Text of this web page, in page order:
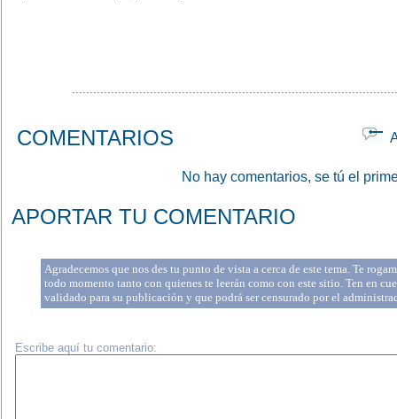
COMENTARIOS
No hay comentarios, se tú el
APORTAR TU COMENTARIO
Agradecemos que nos des tu punto de vista a cerca de este tema. Te
todo momento tanto con quienes te leerán como con este sitio. Ten en
validado para su publicación y que podrá ser censurado por el
Escribe aquí tu comentario: